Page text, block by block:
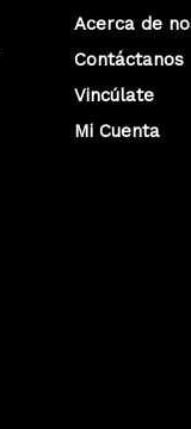
Acerca de
Contáctanos
Vincúlate
Mi Cuenta